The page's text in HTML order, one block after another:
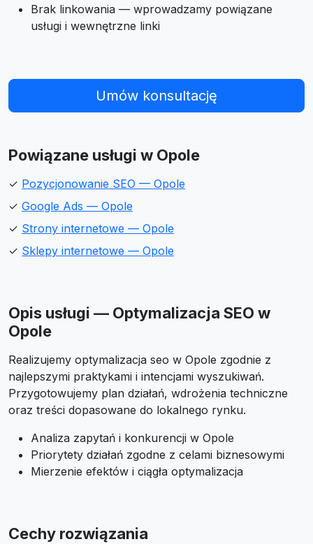
Brak linkowania — wprowadzamy powiązane
usługi i wewnętrzne linki
Umów konsultację
Powiązane usługi w Opole
✓ Pozycjonowanie SEO — Opole
✓ Google Ads — Opole
✓ Strony internetowe — Opole
✓ Sklepy internetowe — Opole
Opis usługi — Optymalizacja SEO w
Opole
Realizujemy optymalizacja seo w Opole zgodnie z
najlepszymi praktykami i intencjami wyszukiwań.
Przygotowujemy plan działań, wdrożenia techniczne
oraz treści dopasowane do lokalnego rynku.
Analiza zapytań i konkurencji w Opole
Priorytety działań zgodne z celami biznesowymi
Mierzenie efektów i ciągła optymalizacja
Cechy rozwiązania